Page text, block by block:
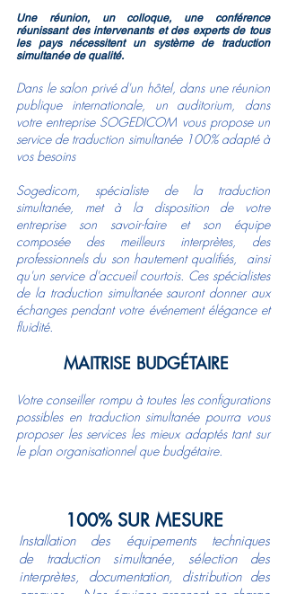
Une réunion, un colloque, une conférence
réunissant des intervenants et des experts de tous
les pays nécessitent un système de traduction
simultanée de qualité.
Dans le salon privé d'un hôtel, dans une réunion
publique internationale, un auditorium, dans
votre entreprise SOGEDICOM vous propose un
service de traduction simultanée 100% adapté à
vos besoins
Sogedicom, spécialiste de la traduction
simultanée, met à la disposition de votre
entreprise son savoir-faire et son équipe
composée des meilleurs interprètes, des
professionnels du son hautement qualifiés, ainsi
qu'un service d'accueil courtois. Ces spécialistes
de la traduction simultanée sauront donner aux
échanges pendant votre événement élégance et
fluidité.
MAITRISE BUDGÉTAIRE
Votre conseiller rompu à toutes les configurations
possibles en traduction simultanée pourra vous
proposer les services les mieux adaptés tant sur
le plan organisationnel que budgétaire.
100% SUR MESURE
Installation des équipements techniques
de traduction simultanée, sélection des
interprètes, documentation, distribution des